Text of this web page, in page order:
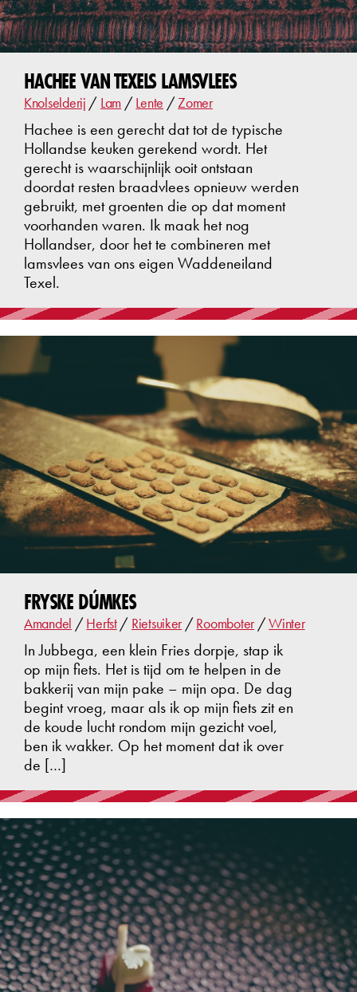
HACHEE VAN TEXELS LAMSVLEES
Knolselderij / Lam /Lente /Zomer
Hachee is een gerecht dat tot de typische
Hollandse keuken gerekend wordt. Het
gerecht is waarschijnlijk ooit ontstaan
doordat resten braadvlees opnieuw werden
gebruikt, met groenten die op dat moment
voorhanden waren. Ik maak het nog
Hollandser, door het te combineren met
lamsvlees van ons eigen Waddeneiland
Texel.
FRYSKE DÚMKES
Amandel /Herfst/ Rietsuiker/Roomboter/Winter
In Jubbega, een klein Fries dorpje, stap ik
op mijn fiets. Het is tijd om te helpen in de
bakkerij van mijn pake – mijn opa. De dag
begint vroeg, maar als ik op mijn fiets zit en
de koude lucht rondom mijn gezicht voel,
ben ik wakker. Op het moment dat ik over
de […]